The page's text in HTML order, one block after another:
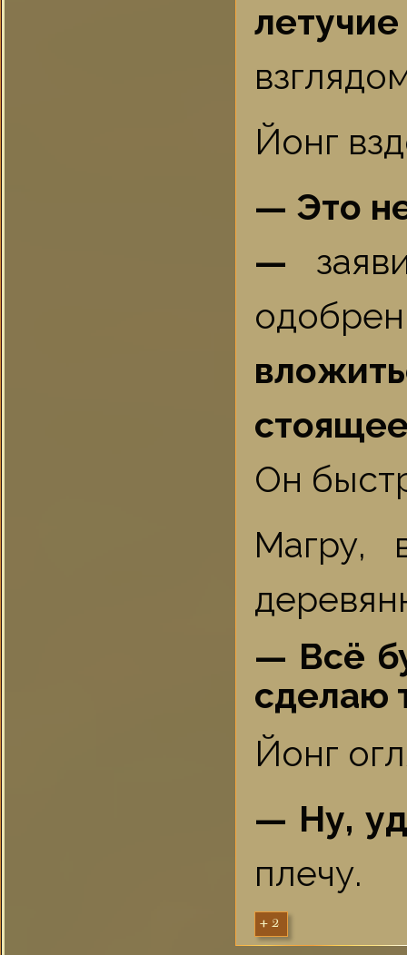
Йонг
— Это
—
Он
Магру,
— Всё
сделаю
Йонг
— Ну,
плечу.
+2